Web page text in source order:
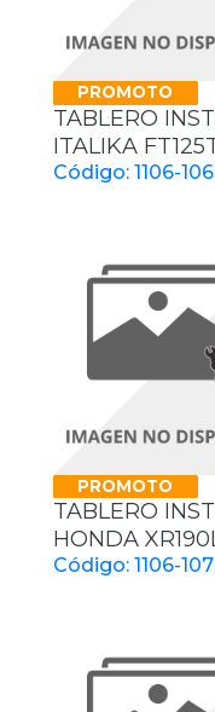
PROMOTO
TABLERO
ITALIKA
Código: 1106-
PROMOTO
TABLERO
HONDA
Código: 1106-